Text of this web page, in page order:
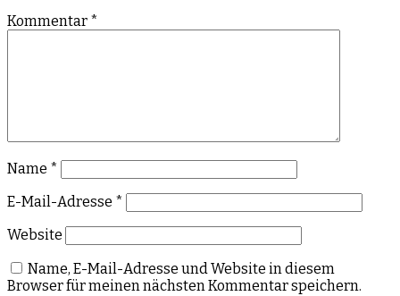
Kommentar *
Name *
E-Mail-Adresse *
Website
Name, E-Mail-Adresse und Website in diesem
Browser für meinen nächsten Kommentar speichern.